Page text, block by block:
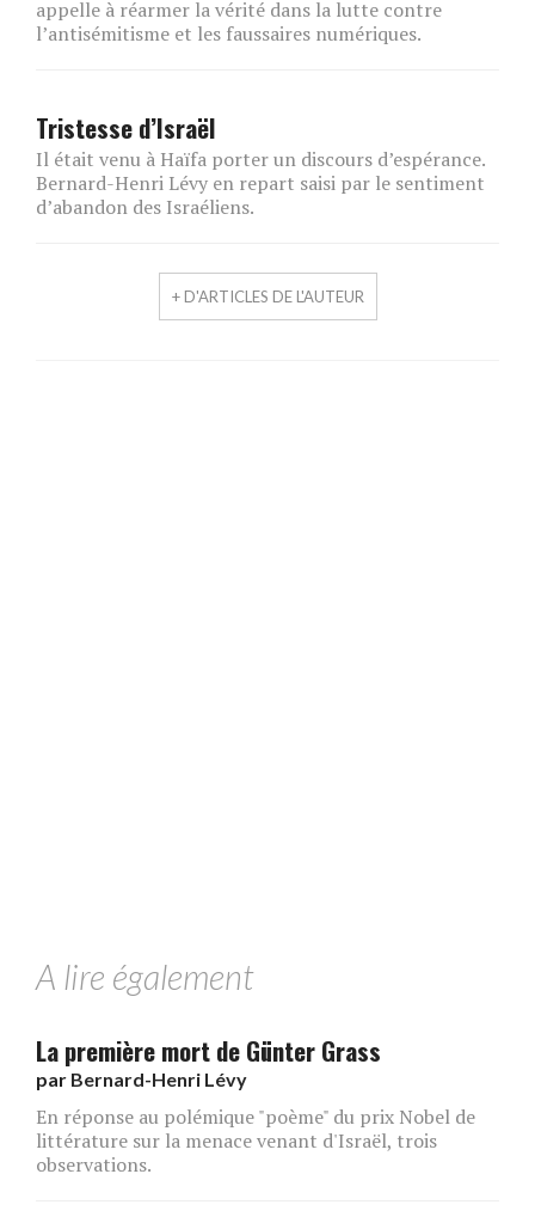
appelle à réarmer la vérité dans la lutte contre
l’antisémitisme et les faussaires numériques.
Tristesse d’Israël
Il était venu à Haïfa porter un discours d’espérance.
Bernard-Henri Lévy en repart saisi par le sentiment
d’abandon des Israéliens.
+ D'ARTICLES DE L'AUTEUR
A lire également
La première mort de Günter Grass
par Bernard-Henri Lévy
En réponse au polémique "poème" du prix Nobel de
littérature sur la menace venant d'Israël, trois
observations.